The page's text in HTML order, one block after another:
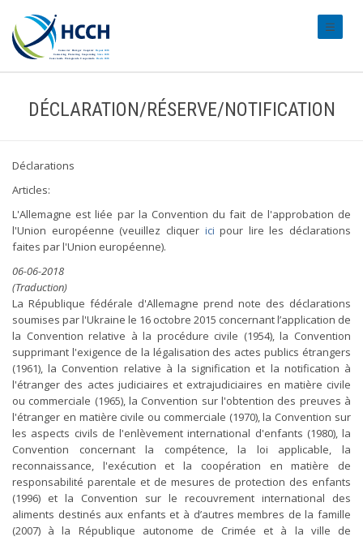
DÉCLARATION/RÉSERVE/NOTIFICATION
Déclarations
Articles:
L'Allemagne est liée par la Convention du fait de l'approbation de
l'Union européenne (veuillez cliquer ici pour lire les déclarations
faites par l'Union européenne).
06-06-2018
(Traduction)
La République fédérale d'Allemagne prend note des déclarations
soumises par l'Ukraine le 16 octobre 2015 concernant l’application de
la Convention relative à la procédure civile (1954), la Convention
supprimant l'exigence de la légalisation des actes publics étrangers
(1961), la Convention relative à la signification et la notification à
l'étranger des actes judiciaires et extrajudiciaires en matière civile
ou commerciale (1965), la Convention sur l'obtention des preuves à
l'étranger en matière civile ou commerciale (1970), la Convention sur
les aspects civils de l'enlèvement international d'enfants (1980), la
Convention concernant la compétence, la loi applicable, la
reconnaissance, l'exécution et la coopération en matière de
responsabilité parentale et de mesures de protection des enfants
(1996) et la Convention sur le recouvrement international des
aliments destinés aux enfants et à d’autres membres de la famille
(2007) à la République autonome de Crimée et à la ville de